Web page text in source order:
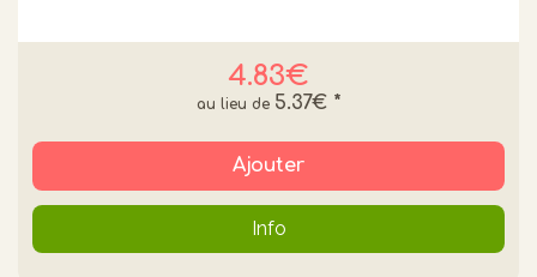
4.83€
5.37€ *
Ajouter
Info